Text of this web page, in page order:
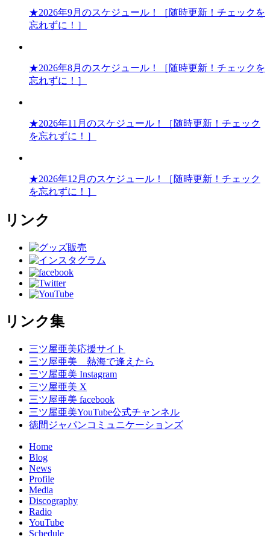
★2026年9月のスケジュール！［随時更新！チェックを
忘れずに！］
★2026年8月のスケジュール！［随時更新！チェックを
忘れずに！］
★2026年11月のスケジュール！［随時更新！チェック
を忘れずに！］
★2026年12月のスケジュール！［随時更新！チェック
を忘れずに！］
リンク
リンク集
三ツ屋亜美応援サイト
三ツ屋亜美 熱海で逢えたら
三ツ屋亜美 Instagram
三ツ屋亜美 X
三ツ屋亜美 facebook
三ツ屋亜美YouTube公式チャンネル
徳間ジャパンコミュニケーションズ
Home
Blog
News
Profile
Media
Discography
Radio
YouTube
Schedule